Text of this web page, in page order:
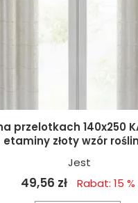
przelotkach 140x250
etaminy złoty wzór
Jest
49,56 zł Rabat: 15 %